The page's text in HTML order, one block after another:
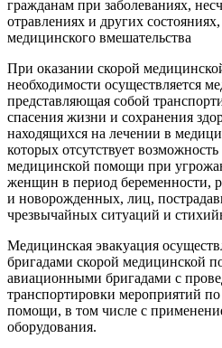
гражданам при заболеваниях,
отравлениях и других
медицинского вмешательства
При оказании скорой
необходимости осуществляется
представляющая собой
спасения жизни и сохранения
находящихся на лечении в
которых отсутствует
медицинской помощи при
женщин в период беременности,
и новорожденных, лиц,
чрезвычайных ситуаций и
Медицинская эвакуация
бригадами скорой медицинской
авиационными бригадами с
транспортировки мероприятий
помощи, в том числе с
оборудования.